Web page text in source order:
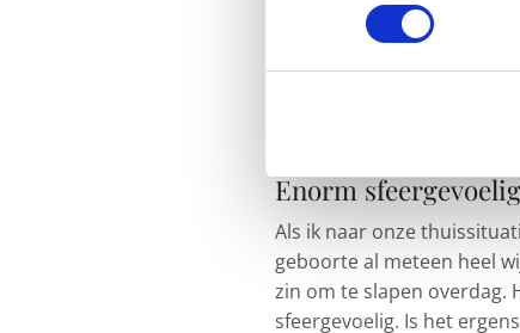
– Merkt emoties op bij
– Raakt overstuur als je
– Oog voor detail – word
Enorm sfeergevoelig
Als ik naar onze
geboorte al meteen heel
zin om te slapen overdag.
sfeergevoelig. Is het